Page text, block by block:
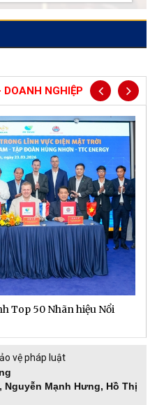
NGHIỆP
Top 50 Nhãn hiệu Nổi
vệ pháp luật
Nguyễn Mạnh Hưng, Hồ Thị